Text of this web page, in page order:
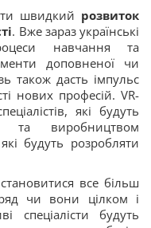
швидкий розвиток
. Вже зараз українські
навчання та
доповненої чи
також дасть імпульс
нових професій. VR-
які будуть
та виробництвом
будуть розробляти
все більш
чи вони цілком і
спеціалісти будуть